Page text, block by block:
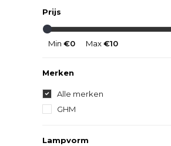
Prijs
Min €0 Max€10
Merken
Alle merken
GHM
Lampvorm